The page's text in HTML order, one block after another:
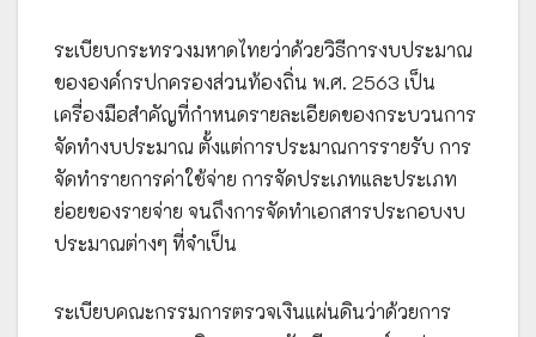
ระเบียบกระทรวงมหาดไทยว่าด้วยวิธีการงบประมาณ
ขององค์กรปกครองส่วนท้องถิ่น พ.ศ. 2563 เป็น
เครื่องมือสำคัญที่กำหนดรายละเอียดของกระบวนการ
จัดทำงบประมาณ ตั้งแต่การประมาณการรายรับ การ
จัดทำรายการค่าใช้จ่าย การจัดประเภทและประเภท
ย่อยของรายจ่าย จนถึงการจัดทำเอกสารประกอบงบ
ประมาณต่างๆ ที่จำเป็น
ระเบียบคณะกรรมการตรวจเงินแผ่นดินว่าด้วยการ